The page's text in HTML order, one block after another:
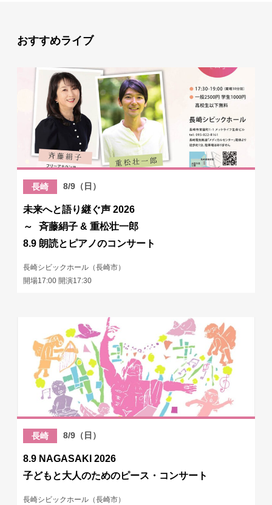
おすすめライブ
長崎 8/9（日）
未来へと語り継ぐ声 2026
～ 斉藤絹子 & 重松壮一郎
8.9 朗読とピアノのコンサート
長崎シビックホール（長崎市）
開場17:00 開演17:30
長崎 8/9（日）
8.9 NAGASAKI 2026
子どもと大人のためのピース・コンサート
長崎シビックホール（長崎市）